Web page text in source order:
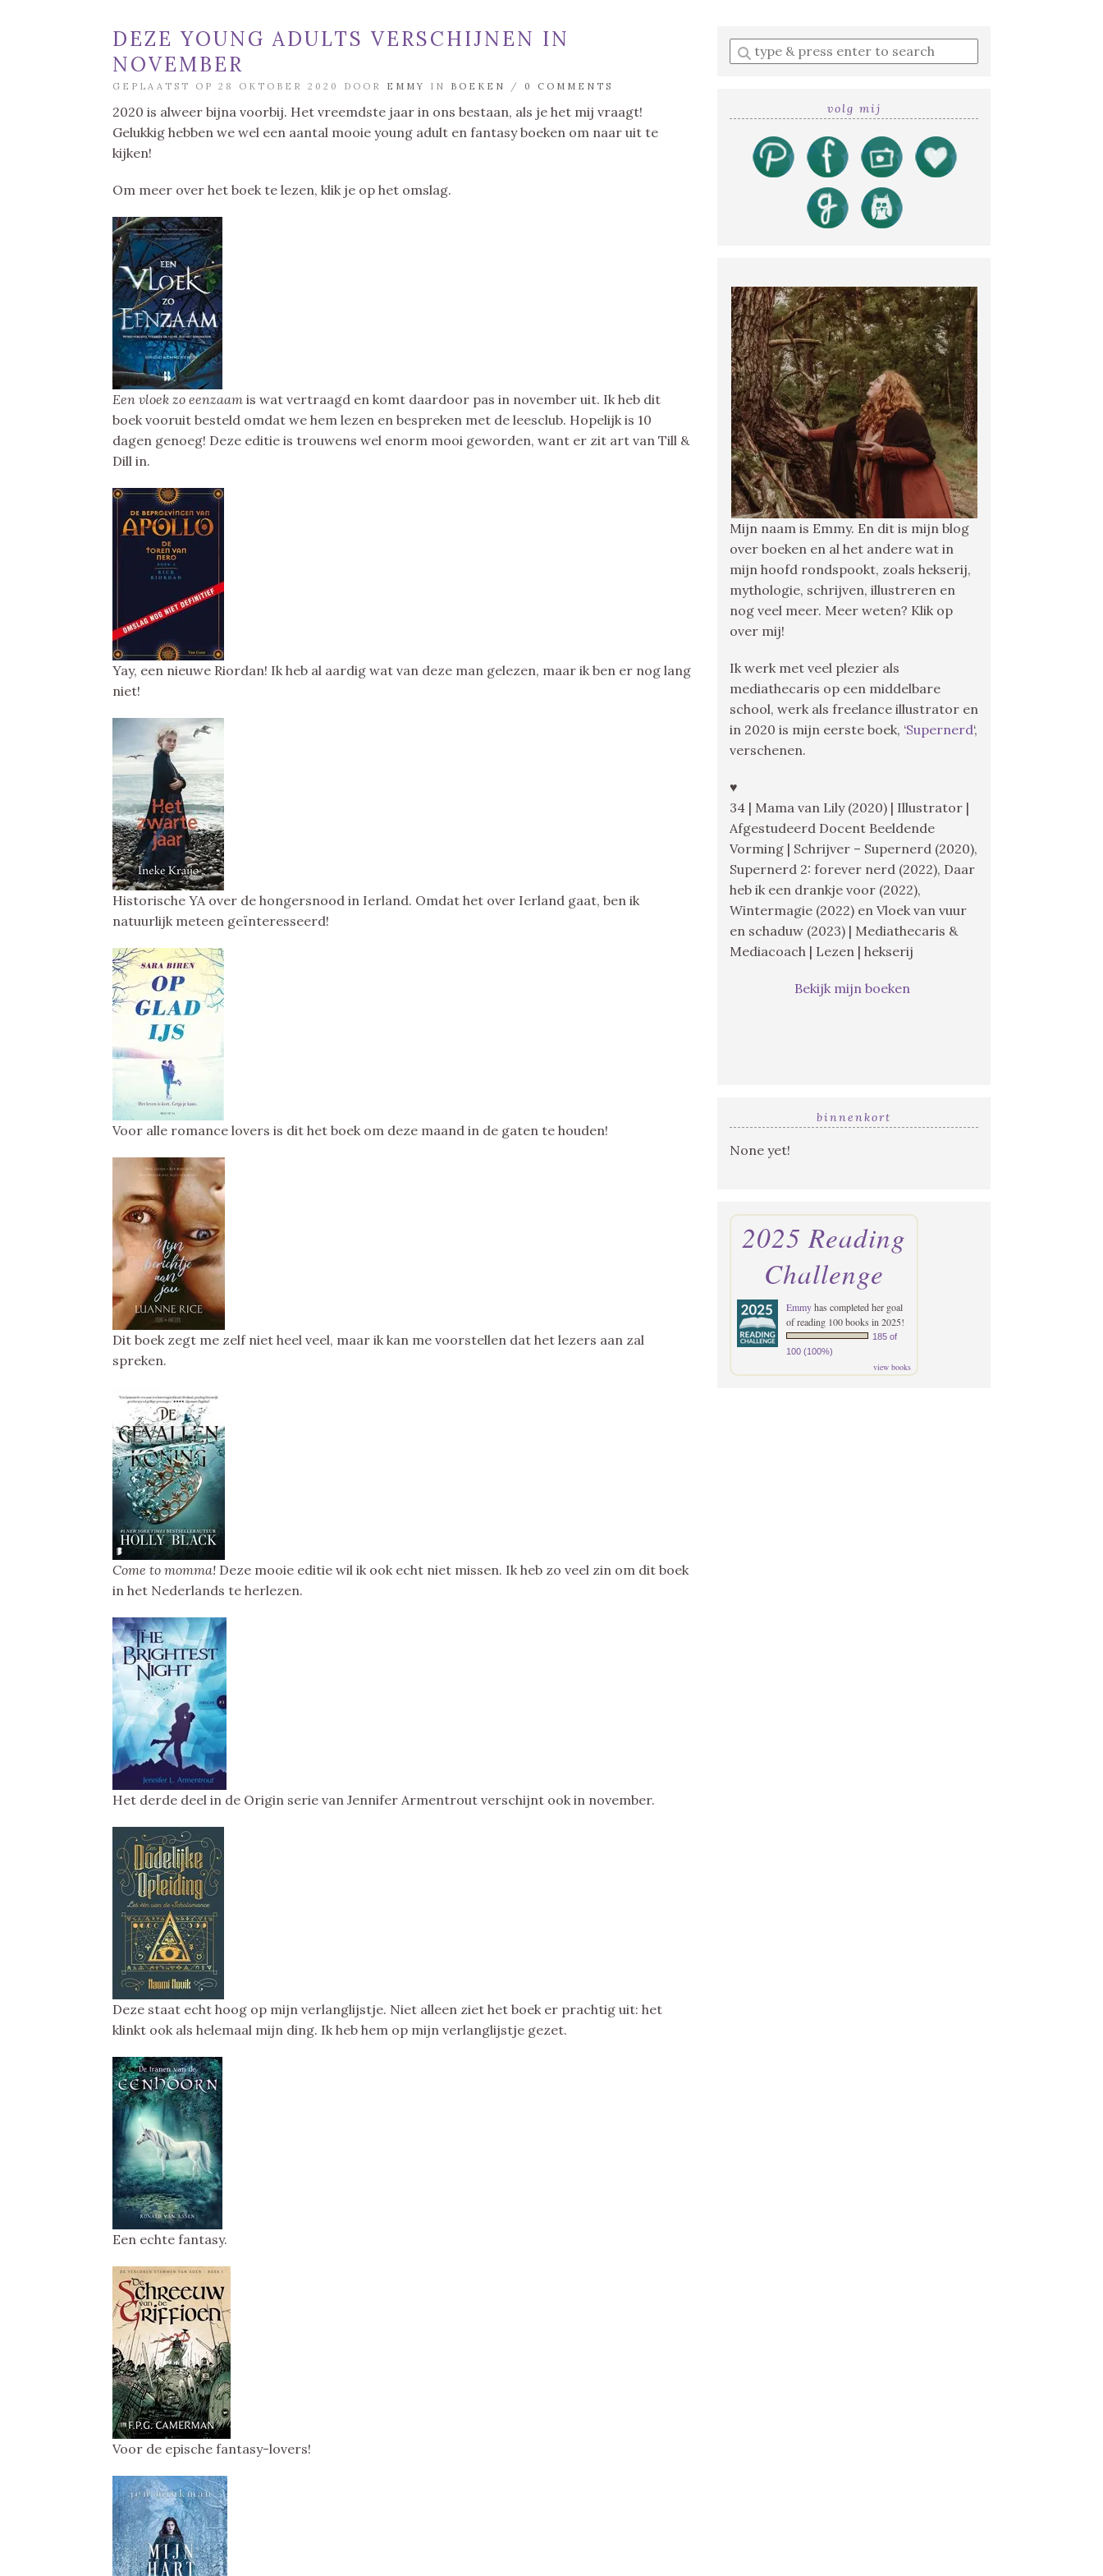
DEZE YOUNG ADULTS VERSCHIJNEN IN
NOVEMBER
GEPLAATST OP 28 OKTOBER 2020 DOOR EMMY IN BOEKEN / 0 COMMENTS
2020 is alweer bijna voorbij. Het vreemdste jaar in ons bestaan, als je het mij vraagt!
Gelukkig hebben we wel een aantal mooie young adult en fantasy boeken om naar uit te
kijken!
Om meer over het boek te lezen, klik je op het omslag.
Een vloek zo eenzaam is wat vertraagd en komt daardoor pas in november uit. Ik heb dit
boek vooruit besteld omdat we hem lezen en bespreken met de leesclub. Hopelijk is 10
dagen genoeg! Deze editie is trouwens wel enorm mooi geworden, want er zit art van Till &
Dill in.
Yay, een nieuwe Riordan! Ik heb al aardig wat van deze man gelezen, maar ik ben er nog lang
niet!
Historische YA over de hongersnood in Ierland. Omdat het over Ierland gaat, ben ik
natuurlijk meteen geïnteresseerd!
Voor alle romance lovers is dit het boek om deze maand in de gaten te houden!
Dit boek zegt me zelf niet heel veel, maar ik kan me voorstellen dat het lezers aan zal
spreken.
Come to momma! Deze mooie editie wil ik ook echt niet missen. Ik heb zo veel zin om dit boek
in het Nederlands te herlezen.
Het derde deel in de Origin serie van Jennifer Armentrout verschijnt ook in november.
Deze staat echt hoog op mijn verlanglijstje. Niet alleen ziet het boek er prachtig uit: het
klinkt ook als helemaal mijn ding. Ik heb hem op mijn verlanglijstje gezet.
Een echte fantasy.
Voor de epische fantasy-lovers!
Enter
a
volg mij
Mijn naam is Emmy. En dit is mijn blog
over boeken en al het andere wat in
mijn hoofd rondspookt, zoals hekserij,
mythologie, schrijven, illustreren en
nog veel meer. Meer weten? Klik op
over mij!
Ik werk met veel plezier als
mediathecaris op een middelbare
school, werk als freelance illustrator en
in 2020 is mijn eerste boek, ‘Supernerd‘,
verschenen.
♥
34 | Mama van Lily (2020) | Illustrator |
Afgestudeerd Docent Beeldende
Vorming | Schrijver – Supernerd (2020),
Supernerd 2: forever nerd (2022), Daar
heb ik een drankje voor (2022),
Wintermagie (2022) en Vloek van vuur
en schaduw (2023) | Mediathecaris &
Mediacoach | Lezen | hekserij
Bekijk mijn boeken
binnenkort
None yet!
2025 Reading
Challenge
Emmyhas completed her goal
of reading 100 books in 2025!
185 of
100 (100%)
view books